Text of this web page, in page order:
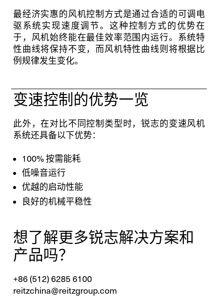
最经济实惠的风机控制方式是通过合适的可调电
驱系统实现速度调节。这种控制方式的优势在
于，风机始终能在最佳效率范围内运行。系统特
性曲线将保持不变，而风机特性曲线则将根据比
例规律发生变化。
变速控制的优势一览
此外，在对比不同控制类型时，锐志的变速风机
系统还具备以下优势：
100% 按需能耗
低噪音运行
优越的启动性能
良好的机械平稳性
想了解更多锐志解决方案和
产品吗？
+86 (512) 6285 6100
reitzchina@reitzgroup.com
联系我们